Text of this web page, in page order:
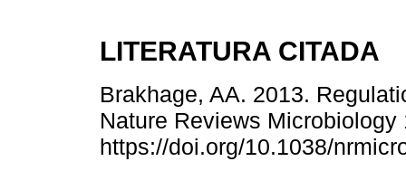
LITERATURA CITADA
Brakhage, AA. 2013.
Nature Reviews Microbiology
https://doi.org/10.1038/